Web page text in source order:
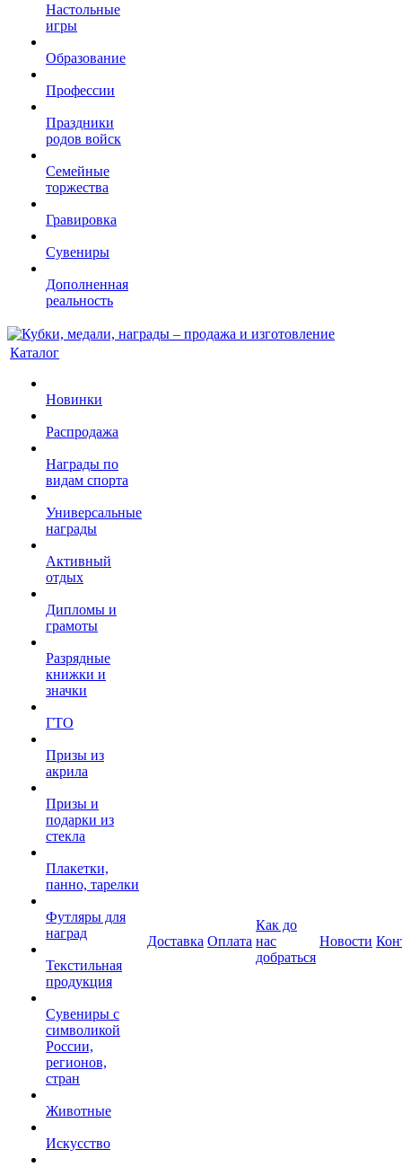
Настольные
игры
Образование
Профессии
Праздники
родов войск
Семейные
торжества
Гравировка
Сувениры
Дополненная
реальность
Каталог
Новинки
Распродажа
Награды по
видам спорта
Универсальные
награды
Активный
отдых
Дипломы и
грамоты
Разрядные
книжки и
значки
ГТО
Призы из
акрила
Призы и
подарки из
стекла
Плакетки,
панно, тарелки
Футляры для
наград
Текстильная
продукция
Сувениры с
символикой
России,
регионов,
стран
Животные
Искусство
Доставка Оплата
Как до
нас
добраться
Новости